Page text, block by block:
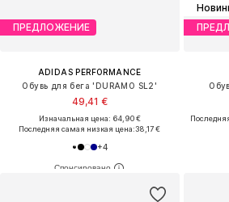
ПРЕДЛОЖЕНИЕ
ADIDAS PERFORMANCE
Обувь для бега 'DURAMO SL2'
49,41 €
Изначальная цена: 64,90 €
Последняя самая низкая цена:38,17 €
+4